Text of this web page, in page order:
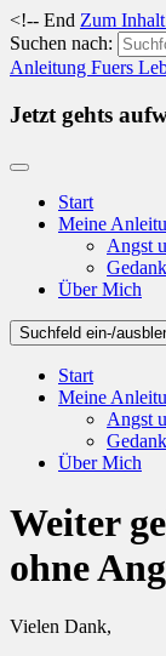
<!-- End Zum
Suchen nach:
Anleitung Fuers
Jetzt gehts
Start
Meine
Angst
Über Mich
Suchfeld ein-/
Start
Meine
Angst
Über Mich
Weiter
ohne
Vielen Dank,